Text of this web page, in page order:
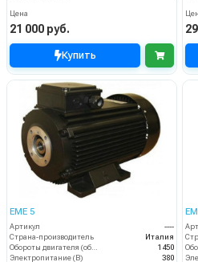
Цена
21 000 руб.
Купить
EME 5
Артикул
----
Страна-производитель
Италия
Обороты двигателя (об/мин)
1450
Электропитание (В)
380